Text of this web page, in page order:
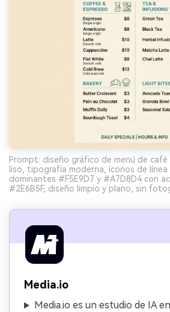
Prompt: diseño gráfico de menú de
liso, tipografía moderna, íconos de línea
dominantes #F5E9D7 y #A7D8D4 con
#2E6B5F, diseño limpio y plano, sin
Media.io
Media.io es un estudio de IA